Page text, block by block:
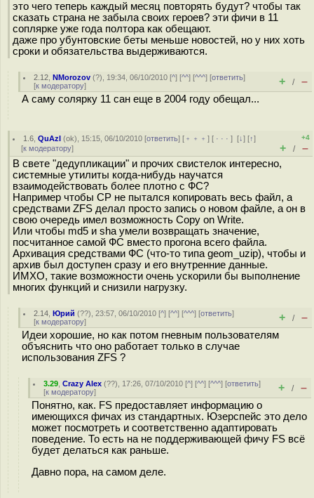
это чего теперь каждый месяц повторять будут? чтобы так
сказать страна не забыла своих героев? эти фичи в 11
соплярке уже года полтора как обещают.
даже про убунтовские беты меньше новостей, но у них хоть
сроки и обязательства выдерживаются.
2.12 ,NMorozov (?), 19:34, 06/10/2010 [^] [^^] [^^^] [ответить]
[к модератору] + / –
А саму солярку 11 сан еще в 2004 году обещал...
1.6 ,QuAzI (ok), 15:15, 06/10/2010 [ответить] [ ﹢﹢﹢] [ · · ·][↓] [↑]
[к модератору]
+4
+ / –
В свете "дедупликации" и прочих свистелок интересно,
системные утилиты когда-нибудь научатся
взаимодействовать более плотно с ФС?
Например чтобы CP не пытался копировать весь файл, а
средствами ZFS делал просто запись о новом файле, а он в
свою очередь имел возможность Copy on Write.
Или чтобы md5 и sha умели возвращать значение,
посчитанное самой ФС вместо прогона всего файла.
Архивация средствами ФС (что-то типа geom_uzip), чтобы и
архив был доступен сразу и его внутренние данные.
ИМХО, такие возможности очень ускорили бы выполнение
многих функций и снизили нагрузку.
2.14 ,Юрий (??), 23:57, 06/10/2010 [^] [^^] [^^^] [ответить]
[к модератору] + / –
Идеи хорошие, но как потом гневным пользователям
объяснить что оно работает только в случае
использования ZFS ?
3.29 ,Crazy Alex (??), 17:26, 07/10/2010 [^] [^^] [^^^] [ответить]
[к модератору] + / –
Понятно, как. FS предоставляет информацию о
имеющихся фичах из стандартных. Юзерспейс это дело
может посмотреть и соответственно адаптировать
поведение. То есть на не поддерживающей фичу FS всё
будет делаться как раньше.
Давно пора, на самом деле.